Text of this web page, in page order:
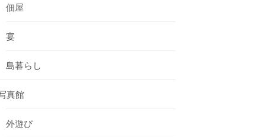
佃屋
宴
島暮らし
真館
外遊び